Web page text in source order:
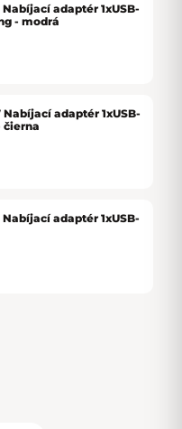
adaptér 1xUSB-
- modrá
adaptér 1xUSB-
čierna
adaptér 1xUSB-